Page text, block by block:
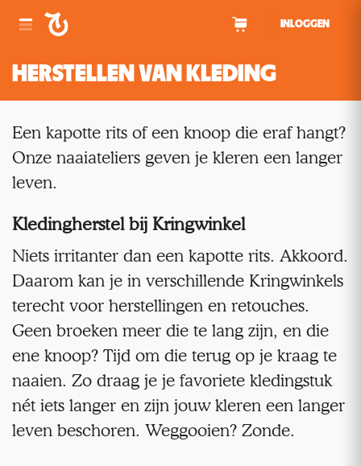
INLOGGEN
HERSTELLEN VAN KLEDING
Een kapotte rits of een knoop die eraf hangt?
Onze naaiateliers geven je kleren een langer
leven.
Kledingherstel bij Kringwinkel
Niets irritanter dan een kapotte rits. Akkoord.
Daarom kan je in verschillende Kringwinkels
terecht voor herstellingen en retouches.
Geen broeken meer die te lang zijn, en die
ene knoop? Tijd om die terug op je kraag te
naaien. Zo draag je je favoriete kledingstuk
nét iets langer en zijn jouw kleren een langer
leven beschoren. Weggooien? Zonde.